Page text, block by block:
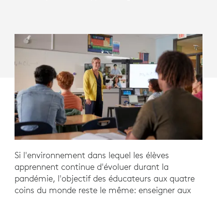
Si l'environnement dans lequel les élèves
apprennent continue d'évoluer durant la
pandémie, l'objectif des éducateurs aux quatre
coins du monde reste le même: enseigner aux